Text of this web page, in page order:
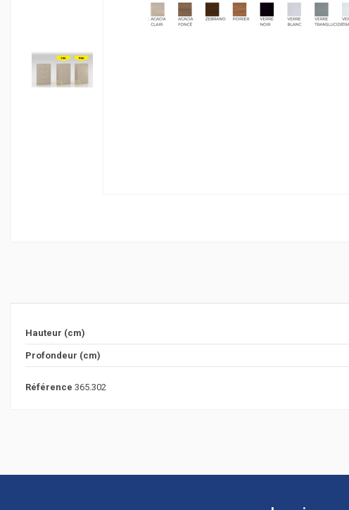
Hauteur (cm)
Profondeur (cm)
Référence 365.302